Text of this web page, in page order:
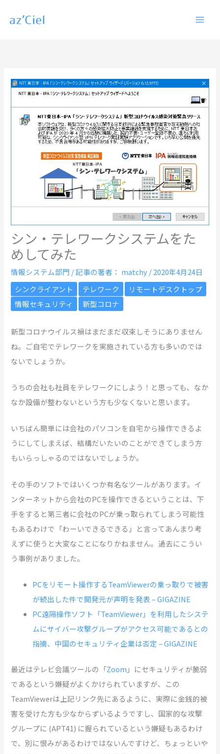
シン・テレワークシステムをた
めしてみた
情報システム部門 / 記事の著者： matchy/2020年4月24日
シンクライアント
テレワーク
リモートデスクトップ
情報セキュリティ
新型コロナ
新型コロナウイルス禍はまだまだ収束しそうにありません
ね。ご自宅でテレワークを実施されている方も多いのでは
ないでしょうか。
うちの会社も社員をテレワークにしよう！と思っても、なか
なか設備が整わないという方も少なくないと思います。
いちばん簡単には会社のパソコンを自宅から操作できるよ
うにしてしまえば、結構だいたいのことができてしまう方
もいらっしゃるのではないでしょうか。
その手のソフトではいくつか有名なツールがあります。イ
ンターネットから会社のPCを操作できるということは、下
手をすると第三者に会社のPCが乗っ取られてしまう可能性
もあるわけで「わーいできるできる」と言ってあんまり考
えずに使うと大変なことになりかねません。過去にこうい
う事例がありました。
PCをリモート操作するTeamViewerの乗っ取りで被害
が続出した件で開発元が声明を発表 – GIGAZINE
PC遠隔操作ソフト「TeamViewer」を利用したシステ
ムにサイバー攻撃グループがアクセス可能であるとの
指摘、中国のセキュリティ企業は否定 – GIGAZINE
最近はテレビ会議ツールの「Zoom 」にセキュリティが脆弱
であるという嫌疑がよくかけられていますが、この
TeamViewerは上記リンク先にあるように、実際に金銭的被
害を受けた方も少なからずいるようですし、国家的な攻撃
グループに (APT41) に握られているという嫌疑もあるわけ
で、別に恨みがあるわけではないんですけど、ちょっといや